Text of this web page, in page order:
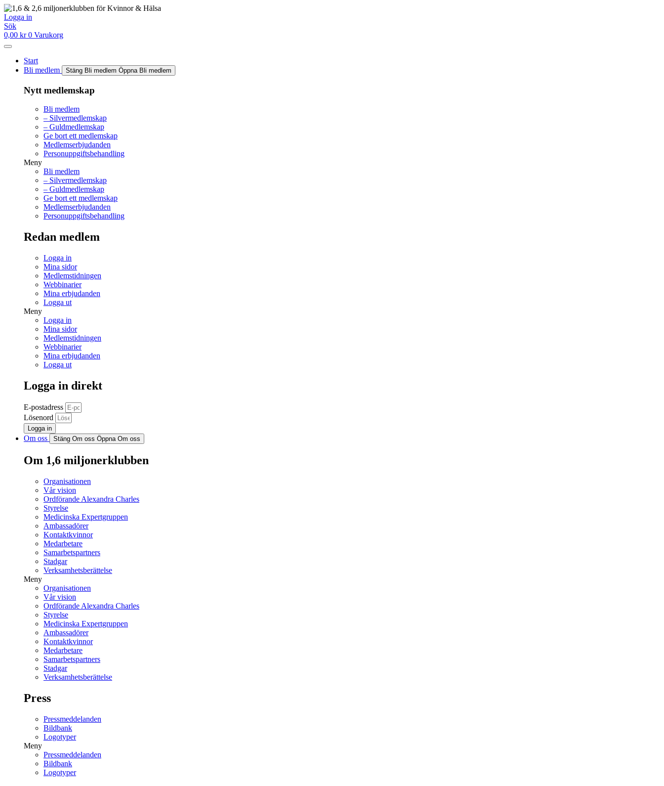
Hoppa
till
innehåll
Logga in
Sök
0,00 kr 0 Varukorg
Start
Bli medlem
Stäng Bli medlem Öppna Bli medlem
Nytt medlemskap
Bli medlem
– Silvermedlemskap
– Guldmedlemskap
Ge bort ett medlemskap
Medlemserbjudanden
Personuppgiftsbehandling
Meny
Bli medlem
– Silvermedlemskap
– Guldmedlemskap
Ge bort ett medlemskap
Medlemserbjudanden
Personuppgiftsbehandling
Redan medlem
Logga in
Mina sidor
Medlemstidningen
Webbinarier
Mina erbjudanden
Logga ut
Meny
Logga in
Mina sidor
Medlemstidningen
Webbinarier
Mina erbjudanden
Logga ut
Logga in direkt
E-postadress
Lösenord
Logga in
Om oss Stäng Om oss Öppna Om oss
Om 1,6 miljonerklubben
Organisationen
Vår vision
Ordförande Alexandra Charles
Styrelse
Medicinska Expertgruppen
Ambassadörer
Kontaktkvinnor
Medarbetare
Samarbetspartners
Stadgar
Verksamhetsberättelse
Meny
Organisationen
Vår vision
Ordförande Alexandra Charles
Styrelse
Medicinska Expertgruppen
Ambassadörer
Kontaktkvinnor
Medarbetare
Samarbetspartners
Stadgar
Verksamhetsberättelse
Press
Pressmeddelanden
Bildbank
Logotyper
Meny
Pressmeddelanden
Bildbank
Logotyper